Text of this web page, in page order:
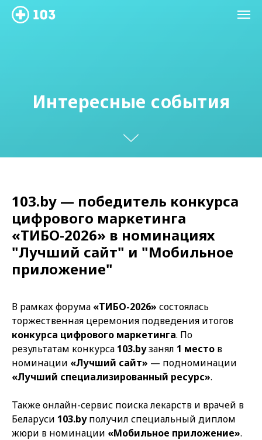
Интересные события
103.by — победитель конкурса
цифрового маркетинга
«ТИБО-2026» в номинациях
"Лучший сайт" и "Мобильное
приложение"
В рамках форума «ТИБО-2026» состоялась
торжественная церемония подведения итогов
конкурса цифрового маркетинга. По
результатам конкурса 103.byзанял 1 место в
номинации «Лучший сайт» — подноминации
«Лучший специализированный ресурс».
Также онлайн-сервис поиска лекарств и врачей в
Беларуси 103.byполучил специальный диплом
жюри в номинации «Мобильное приложение».